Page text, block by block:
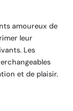
amoureux de
leur
Les
et de plaisir.